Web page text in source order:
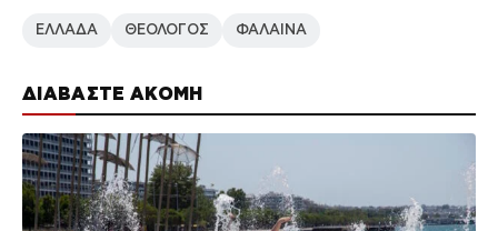
ΔΙΑΒΑΣΤΕ ΑΚΟΜΗ
ΕΛΛΑΔΑ ΘΕΟΛΟΓΟΣ ΦΑΛΑΙΝΑ